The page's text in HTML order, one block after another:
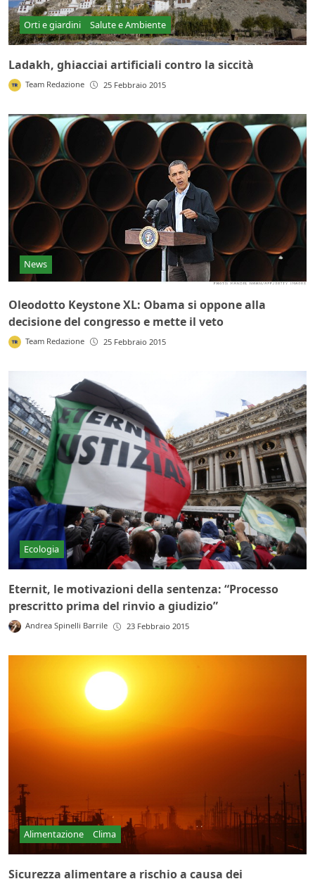
Orti e giardini Salute e Ambiente
Ladakh, ghiacciai artificiali contro la siccità
Team Redazione 25 Febbraio 2015
News
Oleodotto Keystone XL: Obama si oppone alla
decisione del congresso e mette il veto
Team Redazione 25 Febbraio 2015
Ecologia
Eternit, le motivazioni della sentenza: “Processo
prescritto prima del rinvio a giudizio”
Andrea Spinelli Barrile 23 Febbraio 2015
Alimentazione Clima
Sicurezza alimentare a rischio a causa dei